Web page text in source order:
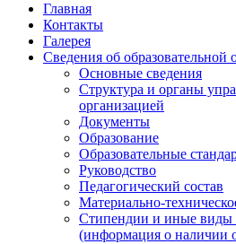
Главная
Контакты
Галерея
Сведения об образовательной
Основные сведения
Структура и органы
организацией
Документы
Образование
Образовательные
Руководство
Педагогический состав
Материально-
Стипендии и иные виды
(информация о наличии